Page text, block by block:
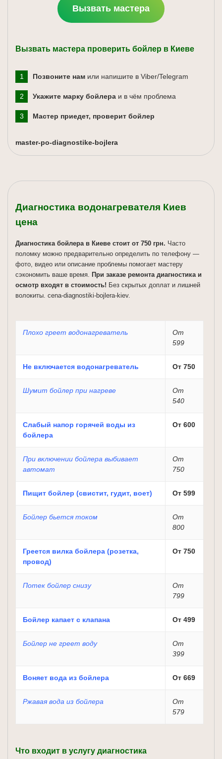
Вызвать мастера
Вызвать мастера проверить бойлер в Киеве
Позвоните нам или напишите в Viber/Telegram
Укажите марку бойлера и в чём проблема
Мастер приедет, проверит бойлер
master-po-diagnostike-bojlera
Диагностика водонагревателя Киев
цена
Диагностика бойлера в Киеве стоит от 750 грн. Часто
поломку можно предварительно определить по телефону —
фото, видео или описание проблемы помогает мастеру
сэкономить ваше время. При заказе ремонта диагностика и
осмотр входят в стоимость! Без скрытых доплат и лишней
волокиты. cena-diagnostiki-bojlera-kiev.
Плохо греет водонагреватель
От
599
Не включается водонагреватель От 750
Шумит бойлер при нагреве
От
540
Слабый напор горячей воды из
бойлера
От 600
При включении бойлера выбивает
автомат
От
750
Пищит бойлер (свистит, гудит, воет) От 599
Бойлер бьется током
От
800
Греется вилка бойлера (розетка,
провод)
От 750
Потек бойлер снизу
От
799
Бойлер капает с клапана От 499
Бойлер не греет воду
От
399
Воняет вода из бойлера От 669
Ржавая вода из бойлера
От
579
Что входит в услугу диагностика